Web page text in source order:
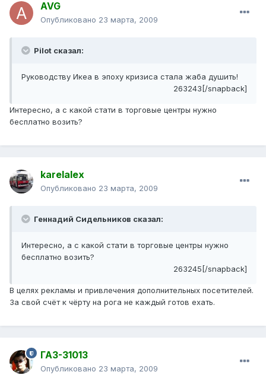
AVG
Опубликовано 23 марта, 2009
Pilot сказал:
Руководству Икеа в эпоху кризиса стала жаба душить!
263243[/snapback]
Интересно, а с какой стати в торговые центры нужно
бесплатно возить?
karelalex
Опубликовано 23 марта, 2009
Геннадий Сидельников сказал:
Интересно, а с какой стати в торговые центры нужно
бесплатно возить?
263245[/snapback]
В целях рекламы и привлечения дополнительных посетителей.
За свой счёт к чёрту на рога не каждый готов ехать.
ГАЗ-31013
Опубликовано 23 марта, 2009